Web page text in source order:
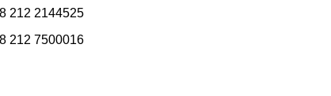
212 2144525
212 7500016